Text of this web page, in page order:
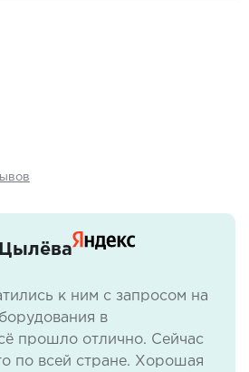
к ним с запросом на
в
прошло отлично. Сейчас
по всей стране. Хорошая